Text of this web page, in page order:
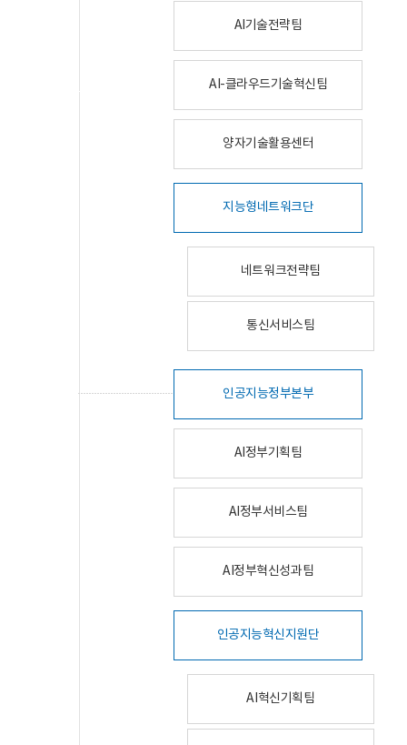
AI기술전략팀
AI-클라우드기술혁신팀
양자기술활용센터
지능형네트워크단
네트워크전략팀
통신서비스팀
인공지능정부본부
AI정부기획팀
AI정부서비스팀
AI정부혁신성과팀
인공지능혁신지원단
AI혁신기획팀